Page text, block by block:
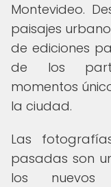
Montevideo.
paisajes
de ediciones
de los
momentos
la ciudad.
Las
pasadas son
los nuevos